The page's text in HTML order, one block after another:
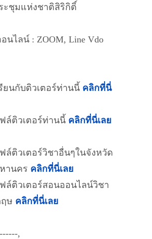
ะชุมแห่งชาติสิริกิติ์
นไลน์ : ZOOM, Line Vdo
ยนกับติวเตอร์ท่านนี้ คลิกที่นี่
ล์ติวเตอร์ท่านนี้ คลิกที่นี่เลย
ล์ติวเตอร์วิชาอื่นๆในจังหวัด
านคร คลิกที่นี่เลย
ล์ติวเตอร์สอนออนไลน์วิชา
ษ คลิกที่นี่เลย
,